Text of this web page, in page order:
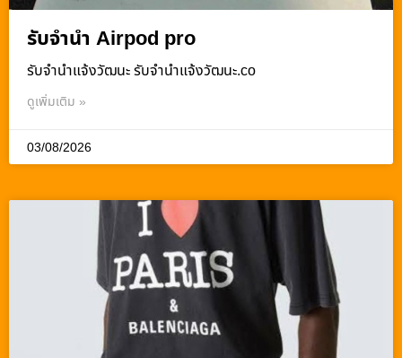
รับจำนำ Airpod pro
รับจํานําแจ้งวัฒนะ รับจํานําแจ้งวัฒนะ.co
ดูเพิ่มเติม »
03/08/2026